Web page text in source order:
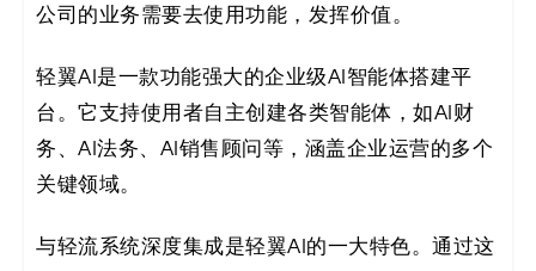
代
码
_
零
代
公司的业务需要去使用功能，发挥价值。
轻翼AI是一款功能强大的企业级AI智能体搭建平
台。它支持使用者自主创建各类智能体，如AI财
务、AI法务、AI销售顾问等，涵盖企业运营的多个
关键领域。
与轻流系统深度集成是轻翼AI的一大特色。通过这